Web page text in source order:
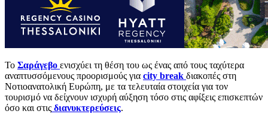
Το Σαράγεβο ενισχύει τη θέση του ως ένας από τους ταχύτερα
αναπτυσσόμενους προορισμούς για city break διακοπές στη
Νοτιοανατολική Ευρώπη, με τα τελευταία στοιχεία για τον
τουρισμό να δείχνουν ισχυρή αύξηση τόσο στις αφίξεις επισκεπτών
όσο και στις διανυκτερεύσεις.